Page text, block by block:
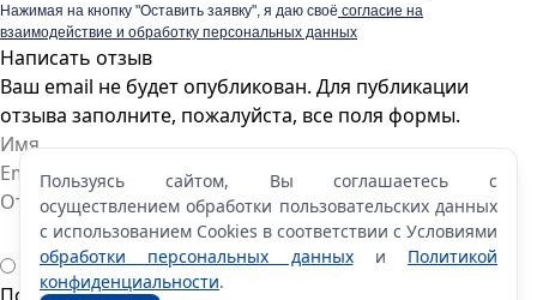
Нажимая на кнопку "Оставить заявку", я даю своё согласие на
взаимодействие и обработку персональных данных
Написать отзыв
Ваш email не будет опубликован. Для публикации
отзыва заполните, пожалуйста, все поля формы.
Пользуясь сайтом, Вы соглашаетесь с
осуществлением обработки пользовательских данных
с использованием Cookies в соответствии с Условиями
обработки персональных данныхи Политикой
конфиденциальности.